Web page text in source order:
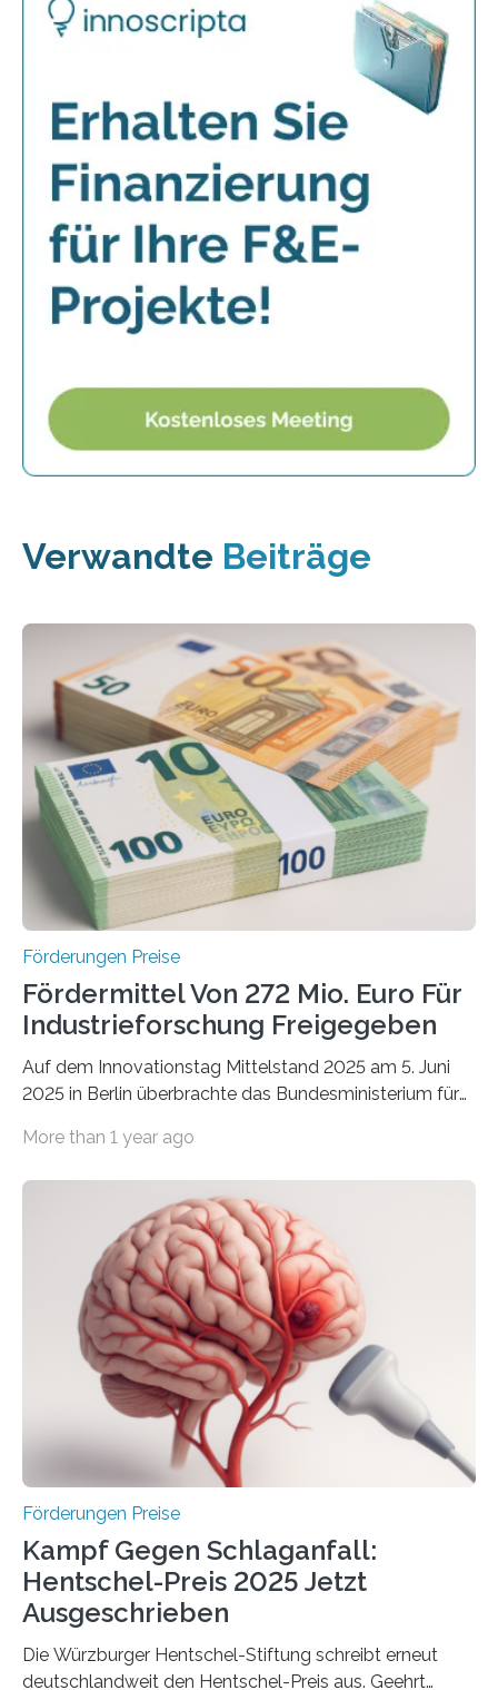
Verwandte Beiträge
Förderungen Preise
Fördermittel Von 272 Mio. Euro Für
Industrieforschung Freigegeben
Auf dem Innovationstag Mittelstand 2025 am 5. Juni
2025 in Berlin überbrachte das Bundesministerium für
Überplanmäßige Verpflichtungsermächtigungen in
Woche vom Haushaltsausschuss freigegeben – unter
anderem zur Unterstützung der
Industrieforschungsprogramme Industrielle
Gemeinschaftsforschung (IGF), Zentrales
Innovationsprogramm Mittelstand (ZIM) und
Innovationskompetenz INNO-KOM. Auf dem
Innovationstag Mittelstand 2025 am 5. Juni 2025 in
Berlin überbrachte das Bundesministerium für
Wirtschaft und Energie eine gute Nachricht:
Überplanmäßige Verpflichtungsermächtigungen in
More than 1 year ago
Förderungen Preise
Kampf Gegen Schlaganfall:
Hentschel-Preis 2025 Jetzt
Ausgeschrieben
Die Würzburger Hentschel-Stiftung schreibt erneut
deutschlandweit den Hentschel-Preis aus. Geehrt